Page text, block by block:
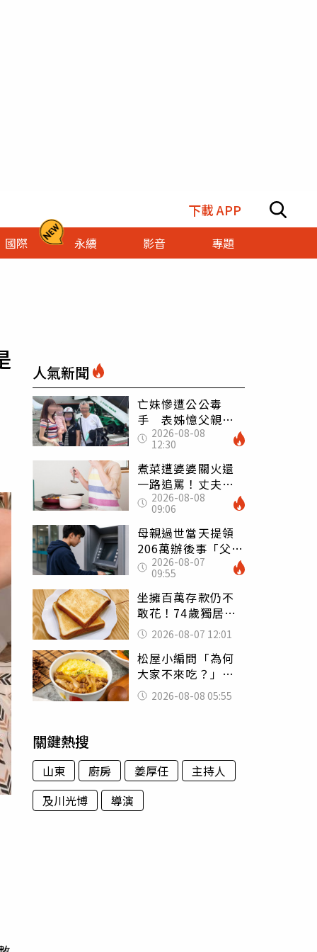
下載 APP
國際 永續 影音 專題
人氣新聞
亡妹慘遭公公毒
手 表姊憶父親節
前夕：小舅舅仍到
殯儀館陪她說話
2026-08-08
12:30
煮菜遭婆婆關火還
一路追罵！丈夫勸
別計較「媽媽老
了」 人妻超崩
潰：我像台傭
2026-08-08
09:06
母親過世當天提領
206萬辦後事「父子
遭判刑」 律師：
搶錢先下手是罪
2026-08-07
09:55
坐擁百萬存款仍不
敢花！74歲獨居翁
「1餐只吃1片吐
司」 半年後暴瘦
嚇壞女兒
2026-08-07 12:01
松屋小編問「為何
大家不來吃？」
一票人點出3大問
題：滿手好牌打到
2026-08-08 05:55
關鍵熱搜
山東 廚房 姜厚任
主持人
及川光博
導演